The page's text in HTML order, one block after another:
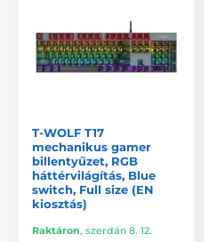
T-WOLF T17
mechanikus gamer
billentyűzet, RGB
háttérvilágítás, Blue
switch, Full size (EN
kiosztás)
Raktáron, szerdán 8. 12.